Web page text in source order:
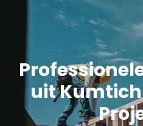
uit